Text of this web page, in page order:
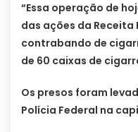
“Essa operação de
das ações da
contrabando de
de 60 caixas de
Os presos foram
Polícia Federal na